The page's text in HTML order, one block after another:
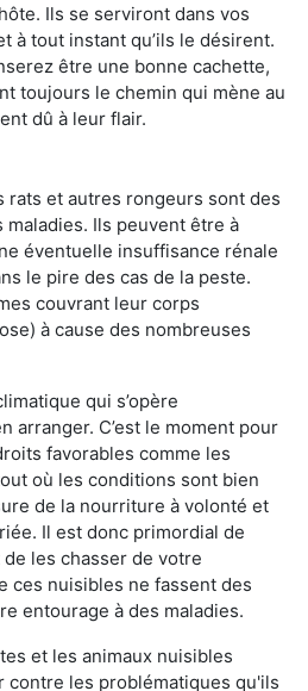
Ils se serviront dans vos
à tout instant qu’ils le désirent.
être une bonne cachette,
toujours le chemin qui mène au
dû à leur flair.
rats et autres rongeurs sont des
Ils peuvent être à
éventuelle insuffisance rénale
le pire des cas de la peste.
couvrant leur corps
à cause des nombreuses
qui s’opère
arranger. C’est le moment pour
favorables comme les
où les conditions sont bien
de la nourriture à volonté et
Il est donc primordial de
les chasser de votre
ces nuisibles ne fassent des
entourage à des maladies.
et les animaux nuisibles
contre les problématiques qu'ils